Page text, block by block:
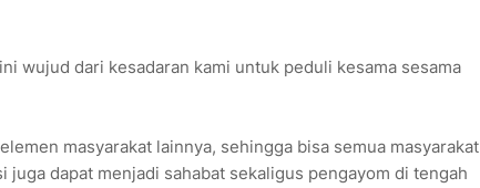
wujud dari kesadaran kami untuk peduli kesama sesama
masyarakat lainnya, sehingga bisa semua masyarakat
dapat menjadi sahabat sekaligus pengayom di tengah